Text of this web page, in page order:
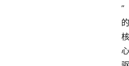
”
的
核
心